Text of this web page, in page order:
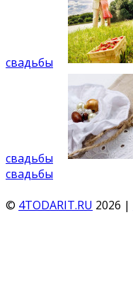
свадьбы
свадьбы
свадьбы
© 4TODARIT.RU 2026 |